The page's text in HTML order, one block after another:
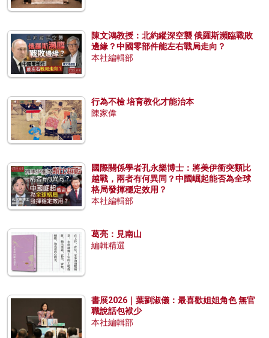
陳文鴻教授：北約縱深空襲 俄羅斯瀕臨戰敗
邊緣？中國零部件能左右戰局走向？
本社編輯部
行為不檢 培育教化才能治本
陳家偉
國際關係學者孔永樂博士：將美伊衝突類比
越戰，兩者有何異同？中國崛起能否為全球
格局發揮穩定效用？
本社編輯部
葛亮：見南山
編輯精選
書展2026｜葉劉淑儀：最喜歡姐姐角色 無官
職說話包袱少
本社編輯部